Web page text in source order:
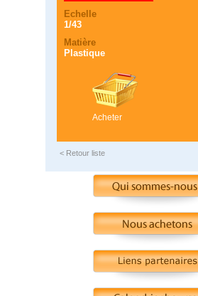
Echelle
1/43
Matière
Plastique
Acheter
< Retour liste